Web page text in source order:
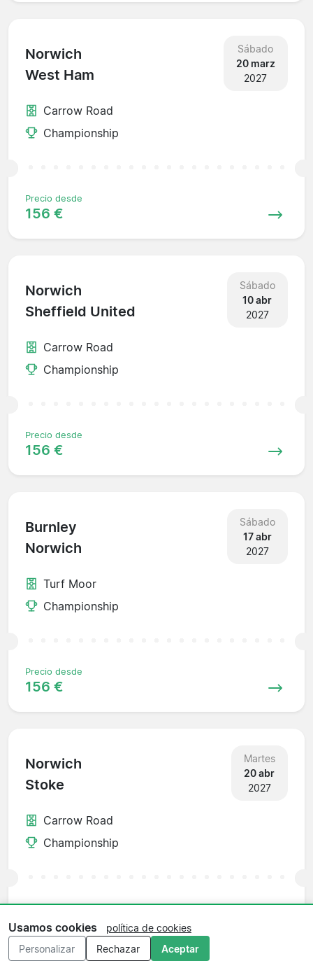
Norwich
West Ham
Sábado
20 marz
2027
Carrow Road
Championship
Precio desde
156 €
Norwich
Sheffield United
Sábado
10 abr
2027
Carrow Road
Championship
Precio desde
156 €
Burnley
Norwich
Sábado
17 abr
2027
Turf Moor
Championship
Precio desde
156 €
Norwich
Stoke
Martes
20 abr
2027
Carrow Road
Championship
Precio desde
156 €
Usamos cookies
política de cookies
Personalizar
Rechazar Aceptar